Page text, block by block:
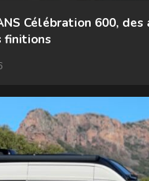
Célébration 600,
finitions